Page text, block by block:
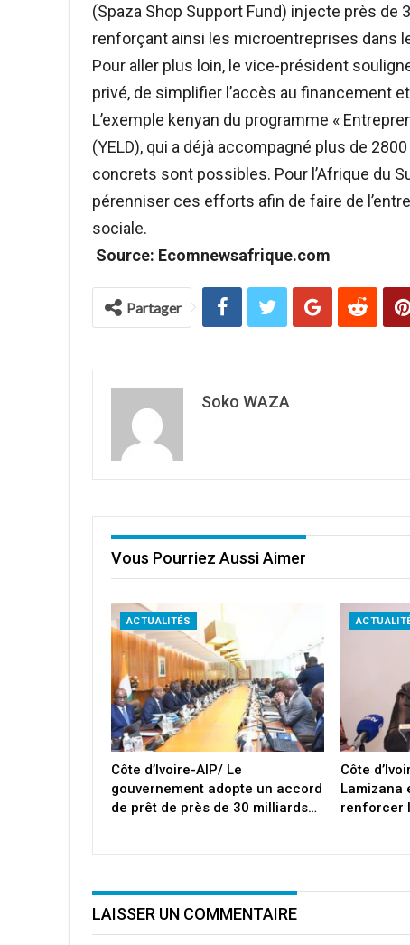
(Spaza Shop Support Fund) injecte près
renforçant ainsi les microentreprises dans
Pour aller plus loin, le vice-président
privé, de simplifier l’accès au financement
L’exemple kenyan du programme «
(YELD), qui a déjà accompagné plus de
concrets sont possibles. Pour l’Afrique du
pérenniser ces efforts afin de faire de
sociale.
Source: Ecomnewsafrique.com
Partager
Soko WAZA
Vous Pourriez Aussi Aimer
ACTUALITÉS
Côte d’Ivoire-AIP/ Le
gouvernement adopte un accord
de prêt de près de 30 milliards…
Côte
Lamizana
renforcer
LAISSER UN COMMENTAIRE